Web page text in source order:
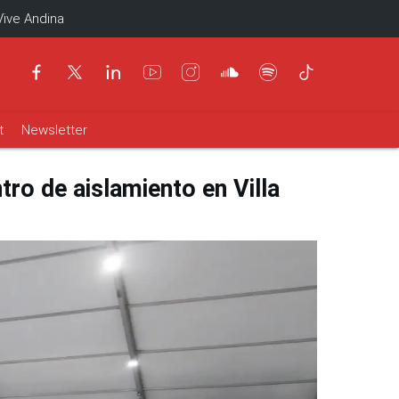
Andina
Newsletter
de aislamiento en Villa